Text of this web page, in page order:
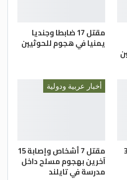
مقتل 17 ضابطا وجنديا
يمنيا في هجوم للحوثيين
حلف عسكري جديد بين 3
أخبار عربية ودولية
مقتل 7 أشخاص وإصابة 15
آخرين بهجوم مسلح داخل
مدرسة في تايلند